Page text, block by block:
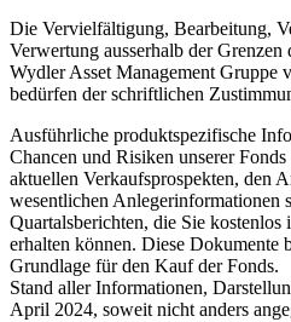
Die Vervielfältigung, Bearbeitung,
Verwertung ausserhalb der Grenzen
Wydler Asset Management Gruppe
bedürfen der schriftlichen
Ausführliche produktspezifische
Chancen und Risiken unserer
aktuellen Verkaufsprospekten, den
wesentlichen Anlegerinformationen
Quartalsberichten, die Sie kostenlos
erhalten können. Diese Dokumente
Grundlage für den Kauf der Fonds.
Stand aller Informationen,
April 2024, soweit nicht anders